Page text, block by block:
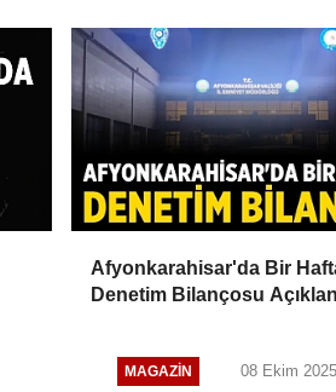
Afyonkarahisar'da Bir
Denetim Bilançosu
MAGAZIN 08 Ekim